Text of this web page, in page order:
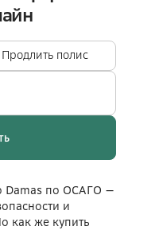
Damas по ОСАГО —
и
как же купить